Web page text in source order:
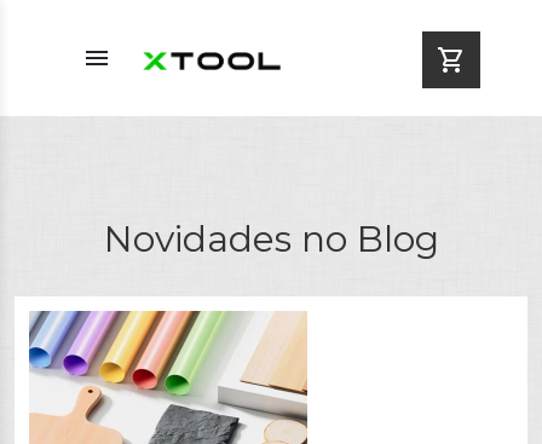
menu shopping_cart
Novidades no Blog